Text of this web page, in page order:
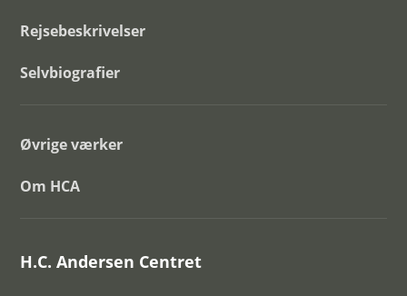
Rejsebeskrivelser
Selvbiografier
Øvrige værker
Om HCA
H.C. Andersen Centret